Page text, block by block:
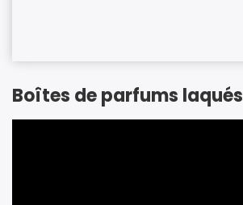
Boîtes de parfums laqués